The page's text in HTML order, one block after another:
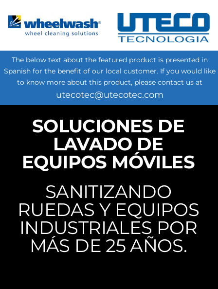
The below text about the featured product is presented in
Spanish for the benefit of our local customer. If you would like
to know more about this product, please contact us at
utecotec@utecotec.com
SOLUCIONES DE
LAVADO DE
EQUIPOS MÓVILES
SANITIZANDO
RUEDAS Y EQUIPOS
INDUSTRIALES POR
MÁS DE 25 AÑOS.